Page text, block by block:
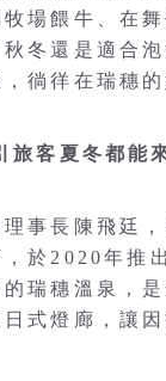
場餵牛、在
冬還是適合
徜徉在瑞穗的
旅客夏冬都能
事長陳飛廷
於2020年推
瑞穗溫泉，
式燈廊，讓